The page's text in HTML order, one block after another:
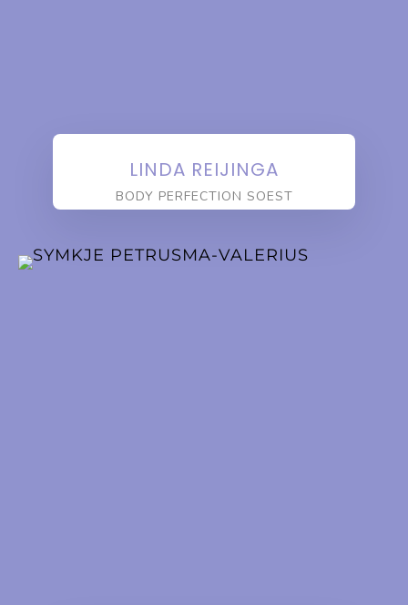
LINDA REIJINGA
BODY PERFECTION SOEST